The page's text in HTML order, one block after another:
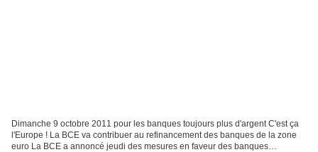
Dimanche 9 octobre 2011 pour les banques toujours plus d'argent C'est ça
l'Europe ! La BCE va contribuer au refinancement des banques de la zone
euro La BCE a annoncé jeudi des mesures en faveur des banques